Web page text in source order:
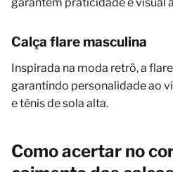
garantem praticidade e visual
Calça flare masculina
Inspirada na moda retrô, a
garantindo personalidade ao
e tênis de sola alta.
Como acertar no